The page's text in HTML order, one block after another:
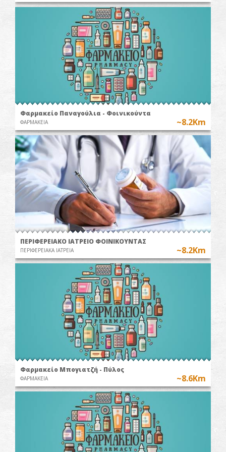
Φαρμακείο Παναγούλια - Φοινικούντα
ΦΑΡΜΑΚΕΙΑ ~8.2Km
ΠΕΡΙΦΕΡΕΙΑΚΟ ΙΑΤΡΕΙΟ ΦΟΙΝΙΚΟΥΝΤΑΣ
ΠΕΡΙΦΕΡΕΙΑΚΑ ΙΑΤΡΕΙΑ ~8.2Km
Φαρμακείο Μπογιατζή - Πύλος
ΦΑΡΜΑΚΕΙΑ ~8.6Km